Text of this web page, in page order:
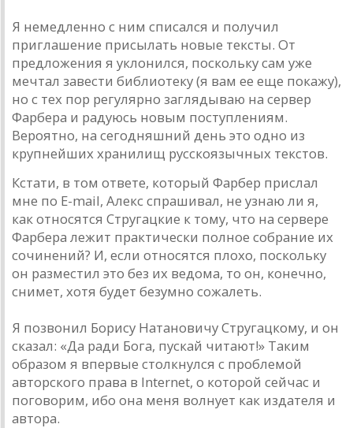
Я немедленно с ним списался и получил
приглашение присылать новые тексты. От
предложения я уклонился, поскольку сам уже
мечтал завести библиотеку (я вам ее еще покажу),
но с тех пор регулярно заглядываю на сервер
Фарбера и радуюсь новым поступлениям.
Вероятно, на сегодняшний день это одно из
крупнейших хранилищ русскоязычных текстов.
Кстати, в том ответе, который Фарбер прислал
мне по E-mail, Алекс спрашивал, не узнаю ли я,
как относятся Стругацкие к тому, что на сервере
Фарбера лежит практически полное собрание их
сочинений? И, если относятся плохо, поскольку
он разместил это без их ведома, то он, конечно,
снимет, хотя будет безумно сожалеть.
Я позвонил Борису Натановичу Стругацкому, и он
сказал: «Да ради Бога, пускай читают!» Таким
образом я впервые столкнулся с проблемой
авторского права в Internet, о которой сейчас и
поговорим, ибо она меня волнует как издателя и
автора.